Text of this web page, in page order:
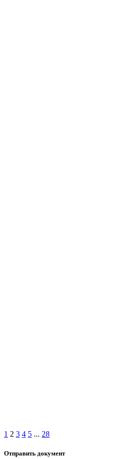
1 2 3 4 5 ... 28
Отправить документ